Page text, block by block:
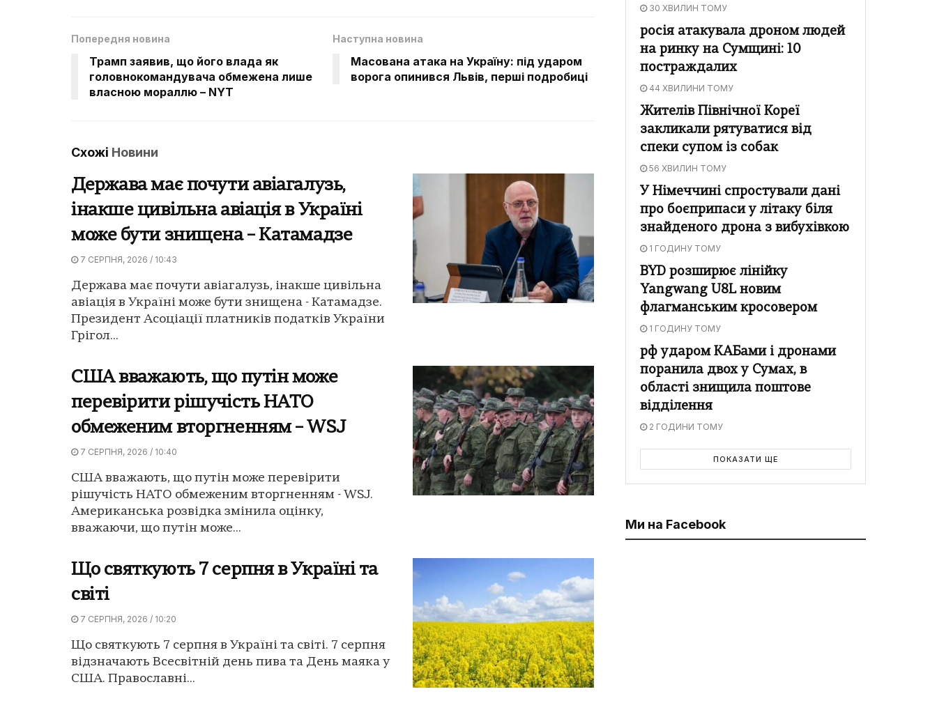
Попередня новина
Трамп заявив, що його влада як
головнокомандувача обмежена лише
власною мораллю – NYT
Наступна новина
Масована атака на Україну: під ударом
ворога опинився Львів, перші подробиці
Схожі Новини
Держава має почути авіагалузь,
інакше цивільна авіація в Україні
може бути знищена – Катамадзе
7 СЕРПНЯ, 2026 / 10:43
Держава має почути авіагалузь, інакше цивільна
авіація в Україні може бути знищена - Катамадзе.
Президент Асоціації платників податків України
Грігол...
США вважають, що путін може
перевірити рішучість НАТО
обмеженим вторгненням – WSJ
7 СЕРПНЯ, 2026 / 10:40
США вважають, що путін може перевірити
рішучість НАТО обмеженим вторгненням - WSJ.
Американська розвідка змінила оцінку,
вважаючи, що путін може...
Що святкують 7 серпня в Україні та
світі
7 СЕРПНЯ, 2026 / 10:20
Що святкують 7 серпня в Україні та світі. 7 серпня
відзначають Всесвітній день пива та День маяка у
США. Православні...
30 ХВИЛИН ТОМУ
росія атакувала дроном людей
на ринку на Сумщині: 10
постраждалих
44 ХВИЛИНИ ТОМУ
Жителів Північної Кореї
закликали рятуватися від
спеки супом із собак
56 ХВИЛИН ТОМУ
У Німеччині спростували дані
про боєприпаси у літаку біля
знайденого дрона з вибухівкою
1 ГОДИНУ ТОМУ
BYD розширює лінійку
Yangwang U8L новим
флагманським кросовером
1 ГОДИНУ ТОМУ
рф ударом КАБами і дронами
поранила двох у Сумах, в
області знищила поштове
відділення
2 ГОДИНИ ТОМУ
ПОКАЗАТИ ЩЕ
Ми на Facebook